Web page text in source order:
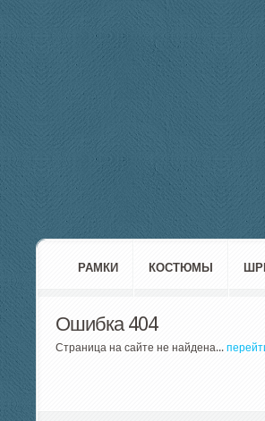
РАМКИ КОСТЮМЫ
Ошибка 404
Страница на сайте не найдена...